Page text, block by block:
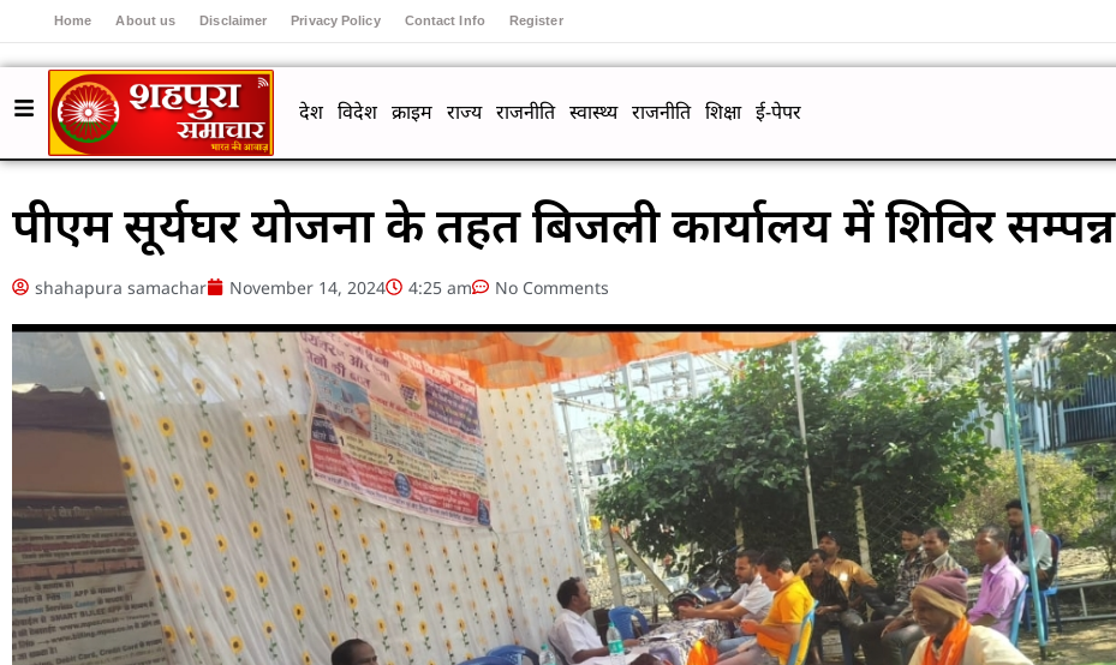
Home About us Disclaimer Privacy Policy Contact Info Register
देश विदेश क्राइम राज्य राजनीति स्वास्थ्य राजनीति शिक्षा ई-पेपर
पीएम सूर्यघर योजना के तहत बिजली कार्यालय में शिविर सम्पन्न
shahapura samachar November 14, 2024 4:25 am No Comments